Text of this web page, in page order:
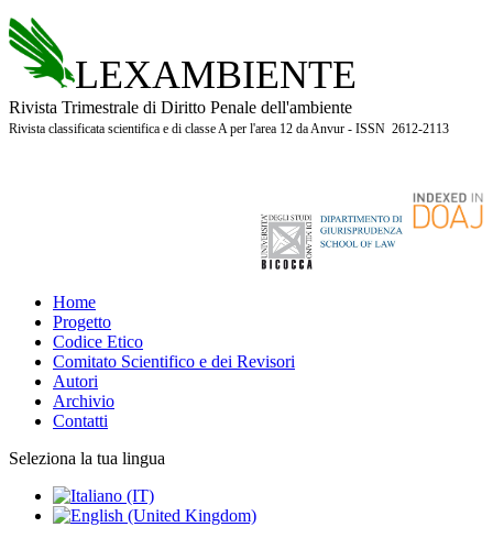
LEXAMBIENTE
Rivista Trimestrale di Diritto Penale dell'ambiente
Rivista classificata scientifica e di classe A per l'area 12 da Anvur - ISSN 2612-2113
Home
Progetto
Codice Etico
Comitato Scientifico e dei Revisori
Autori
Archivio
Contatti
Seleziona la tua lingua